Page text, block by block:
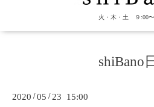
火・木・土 ９:00
shiBano
2020 /05 / 23 15:00